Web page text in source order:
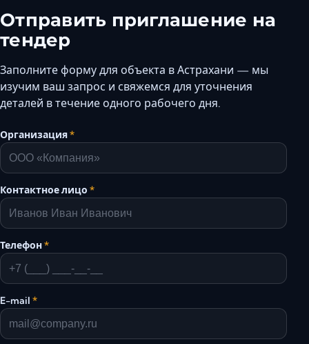
Отправить приглашение на
тендер
Заполните форму для объекта в Астрахани — мы
изучим ваш запрос и свяжемся для уточнения
деталей в течение одного рабочего дня.
Организация*
Контактное лицо *
Телефон*
E-mail *